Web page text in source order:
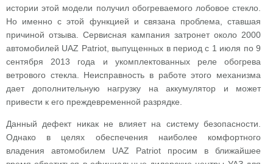
истории этой модели получил обогреваемого лобовое стекло.
Но именно с этой функцией и связана проблема, ставшая
причиной отзыва. Сервисная кампания затронет около 2000
автомобилей UAZ Patriot, выпущенных в период с 1 июля по 9
сентября 2013 года и укомплектованных реле обогрева
ветрового стекла. Неисправность в работе этого механизма
дает дополнительную нагрузку на аккумулятор и может
привести к его преждевременной разрядке.
Данный дефект никак не влияет на систему безопасности.
Однако в целях обеспечения наиболее комфортного
владения автомобилем UAZ Patriot просим в ближайшее